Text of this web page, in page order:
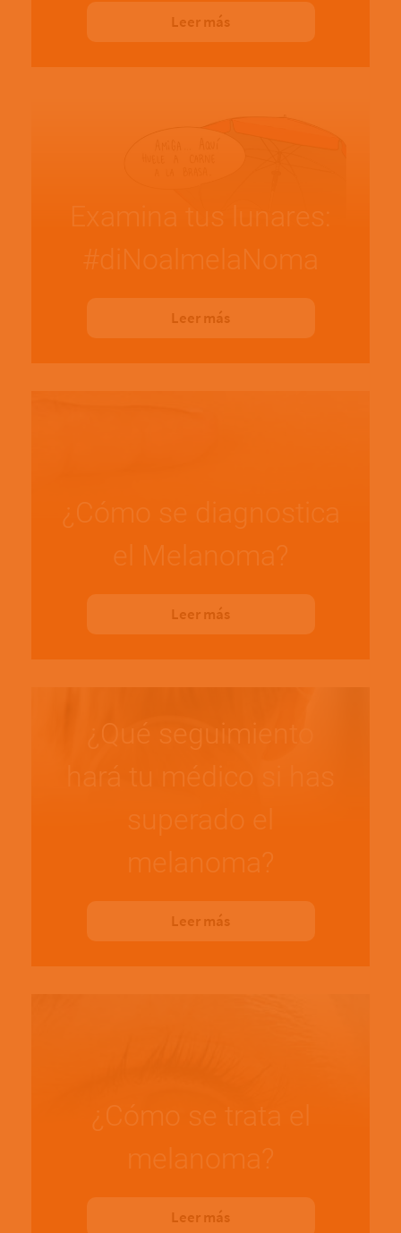
Leer más
Examina tus lunares:
#diNoalmelaNoma
Leer más
¿Cómo se diagnostica
el Melanoma?
Leer más
¿Qué seguimiento
hará tu médico si has
superado el
melanoma?
Leer más
¿Cómo se trata el
melanoma?
Leer más